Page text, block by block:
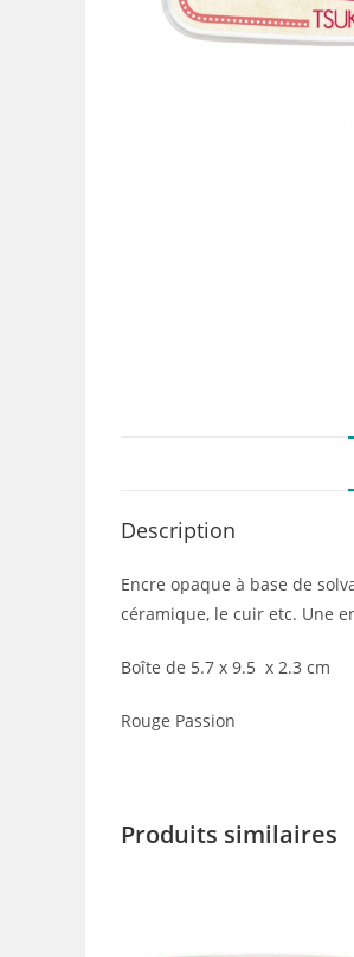
Description
Encre opaque à base de
céramique, le cuir etc. Une
Boîte de 5.7 x 9.5 x 2.3 cm
Rouge Passion
Produits similaires